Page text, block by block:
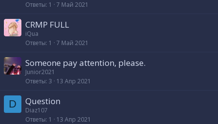
Ответы 1 7 Май 2021
CRMP FULL
iQua
Ответы 1 7 Май 2021
Someone pay attention, please.
Junior2021
Ответы 3 13 Апр 2021
D Question
Diaz107
Ответы 1 13 Апр 2021